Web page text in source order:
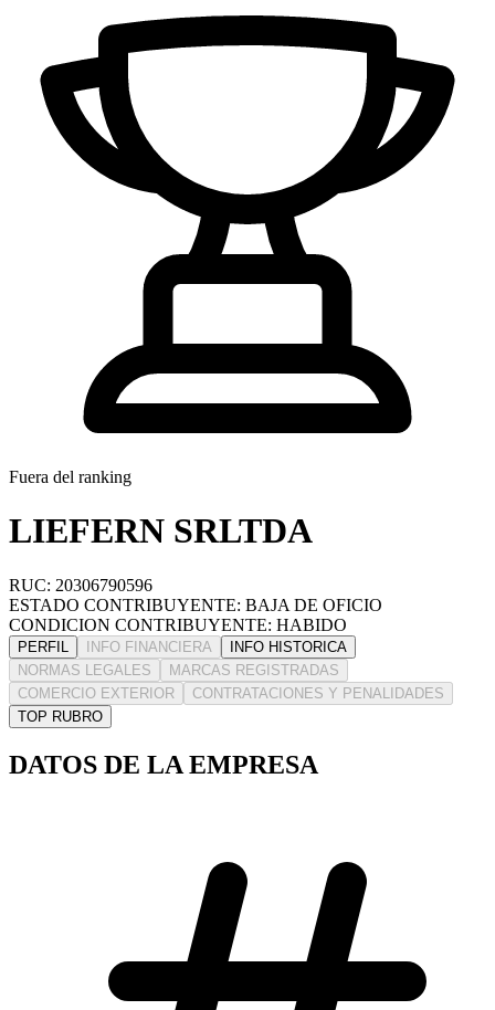
Fuera del ranking
LIEFERN SRLTDA
RUC: 20306790596
ESTADO CONTRIBUYENTE: BAJA DE OFICIO
CONDICION CONTRIBUYENTE: HABIDO
PERFIL INFO FINANCIERA
INFO HISTORICA
NORMAS LEGALES
MARCAS REGISTRADAS
COMERCIO EXTERIOR
CONTRATACIONES Y PENALIDADES
TOP RUBRO
DATOS DE LA EMPRESA